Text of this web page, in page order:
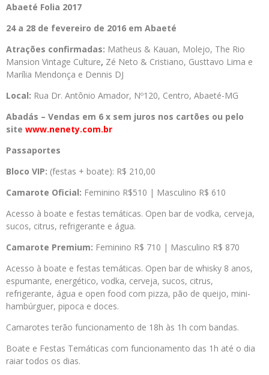
Abaeté Folia 2017
24 a 28 de fevereiro de 2016 em Abaeté
Atrações confirmadas: Matheus & Kauan, Molejo, The Rio
Mansion Vintage Culture, Zé Neto & Cristiano, Gusttavo Lima e
Marília Mendonça e Dennis DJ
Local: Rua Dr. Antônio Amador, Nº120, Centro, Abaeté-MG
Abadás – Vendas em 6 x sem juros nos cartões ou pelo
site www.nenety.com.br
Passaportes
Bloco VIP: (festas + boate): R$ 210,00
Camarote Oficial: Feminino R$510 | Masculino R$ 610
Acesso à boate e festas temáticas. Open bar de vodka, cerveja,
sucos, citrus, refrigerante e água.
Camarote Premium: Feminino R$ 710 | Masculino R$ 870
Acesso à boate e festas temáticas. Open bar de whisky 8 anos,
espumante, energético, vodka, cerveja, sucos, citrus,
refrigerante, água e open food com pizza, pão de queijo, mini-
hambúrguer, pipoca e doces.
Camarotes terão funcionamento de 18h às 1h com bandas.
Boate e Festas Temáticas com funcionamento das 1h até o dia
raiar todos os dias.